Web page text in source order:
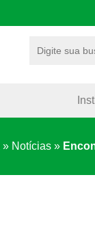
» Notícias »